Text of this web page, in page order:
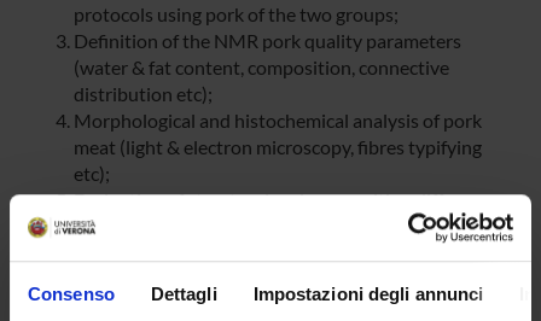
Consenso Dettagli Impostazioni degli annunci
protocols using pork of the two groups;
Definition of the NMR pork quality parameters
(water & fat content, composition, connective
distribution etc);
Morphological and histochemical analysis of pork
meat (light & electron microscopy, fibres typifying
etc);
Evaluation of structural and composition differences
in pork from the two groups.